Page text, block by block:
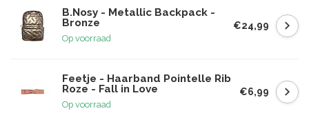
B.Nosy - Metallic Backpack -
Bronze
Op voorraad
€24,99
Feetje - Haarband Pointelle Rib
Roze - Fall in Love
Op voorraad
€6,99